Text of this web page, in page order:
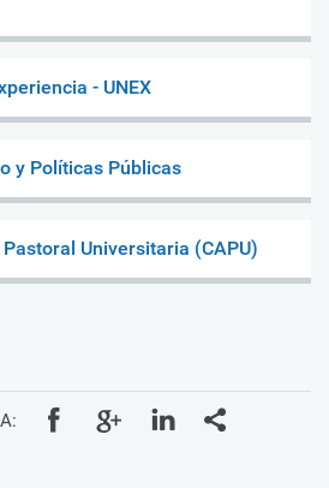
- UNEX
y Políticas Públicas
Universitaria (CAPU)